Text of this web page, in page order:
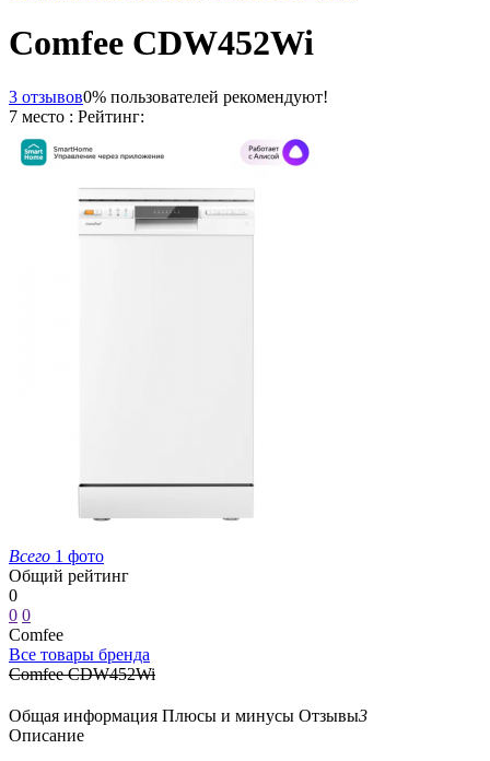
Comfee CDW452Wi
3 отзывов0% пользователей рекомендуют!
7 место : Рейтинг:
Всего 1 фото
Общий рейтинг
0
0 0
Comfee
Все товары бренда
Comfee CDW452Wi
Общая информация Плюсы и минусы Отзывы3
Описание